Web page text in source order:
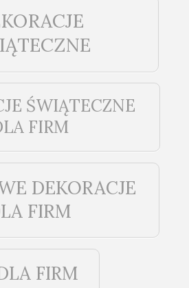
ŚWIĄTECZNE
FIRM
DEKORACJE
FIRM
FIRM